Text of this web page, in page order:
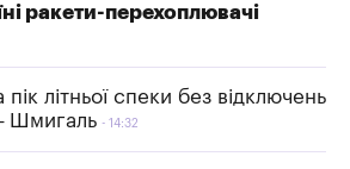
ракети-перехоплювачі
літньої спеки без відключень
Шмигаль
14:32